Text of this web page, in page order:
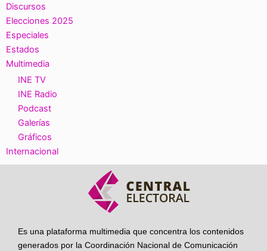
Discursos
Elecciones 2025
Especiales
Estados
Multimedia
INE TV
INE Radio
Podcast
Galerías
Gráficos
Internacional
Es una plataforma multimedia que concentra los contenidos
generados por la Coordinación Nacional de Comunicación